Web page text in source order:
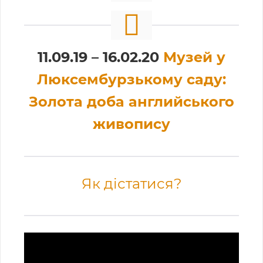
11.09.19 – 16.02.20 Музей у
Люксембурзькому саду:
Золота доба английського
живопису
Як дістатися?